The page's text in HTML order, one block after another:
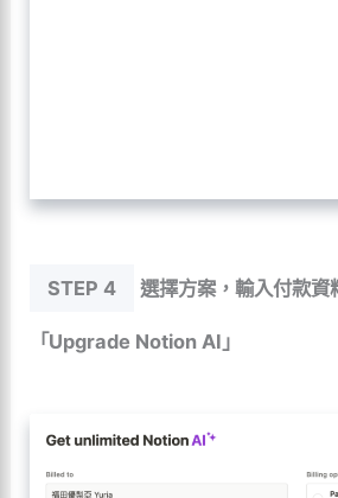
STEP 4 選擇方案，輸入付款資
「Upgrade Notion AI」